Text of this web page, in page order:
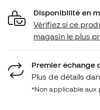
Disponibilité en
Vérifiez si ce
magasin le plus
Premier échange
Plus de détails
*Non applicable aux